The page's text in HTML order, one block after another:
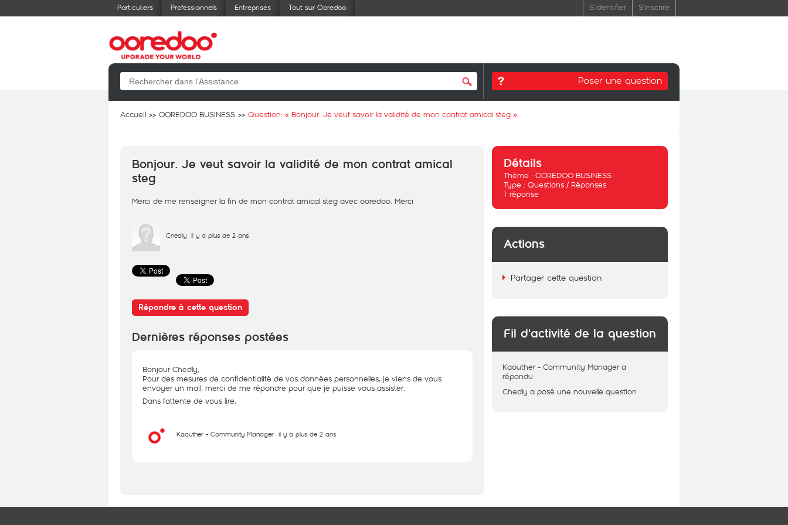
Particuliers Professionnels Entreprises Tout sur Ooredoo S'identifier S'inscrire
Poser une question
Accueil OOREDOO BUSINESS Question: « Bonjour. Je veut savoir la validité de mon contrat amical steg »
Bonjour. Je veut savoir la validité de mon contrat amical
steg
Merci de me renseigner la fin de mon contrat amical steg avec ooredoo. Merci
Chedly il y a plus de 2 ans
Répondre à cette question
Dernières réponses postées
Bonjour Chedly,
Pour des mesures de confidentialité de vos données personnelles, je viens de vous
envoyer un mail, merci de me répondre pour que je puisse vous assister.
Dans l'attente de vous lire,
Kaouther - Community Manager il y a plus de 2 ans
Détails
Thème : OOREDOO BUSINESS
Type : Questions / Réponses
1 réponse
Actions
Partager cette question
Fil d'activité de la question
Kaouther - Community Manager a
répondu
Chedly a posé une nouvelle question